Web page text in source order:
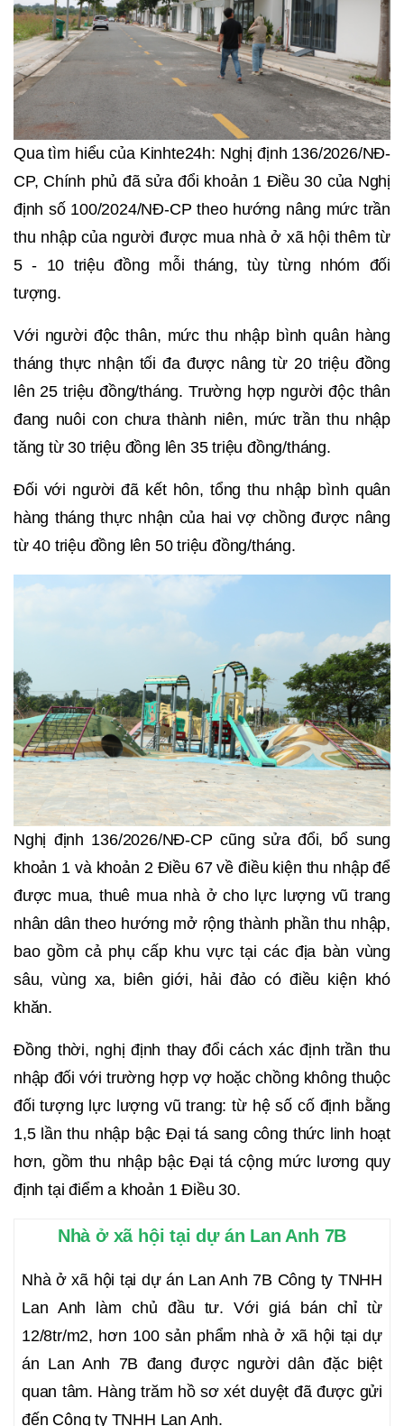
Qua tìm hiểu của Kinhte24h: Nghị định 136/2026/NĐ-
CP, Chính phủ đã sửa đổi khoản 1 Điều 30 của Nghị
định số 100/2024/NĐ-CP theo hướng nâng mức trần
thu nhập của người được mua nhà ở xã hội thêm từ
5 - 10 triệu đồng mỗi tháng, tùy từng nhóm đối
tượng.
Với người độc thân, mức thu nhập bình quân hàng
tháng thực nhận tối đa được nâng từ 20 triệu đồng
lên 25 triệu đồng/tháng. Trường hợp người độc thân
đang nuôi con chưa thành niên, mức trần thu nhập
tăng từ 30 triệu đồng lên 35 triệu đồng/tháng.
Đối với người đã kết hôn, tổng thu nhập bình quân
hàng tháng thực nhận của hai vợ chồng được nâng
từ 40 triệu đồng lên 50 triệu đồng/tháng.
Nghị định 136/2026/NĐ-CP cũng sửa đổi, bổ sung
khoản 1 và khoản 2 Điều 67 về điều kiện thu nhập để
được mua, thuê mua nhà ở cho lực lượng vũ trang
nhân dân theo hướng mở rộng thành phần thu nhập,
bao gồm cả phụ cấp khu vực tại các địa bàn vùng
sâu, vùng xa, biên giới, hải đảo có điều kiện khó
khăn.
Đồng thời, nghị định thay đổi cách xác định trần thu
nhập đối với trường hợp vợ hoặc chồng không thuộc
đối tượng lực lượng vũ trang: từ hệ số cố định bằng
1,5 lần thu nhập bậc Đại tá sang công thức linh hoạt
hơn, gồm thu nhập bậc Đại tá cộng mức lương quy
định tại điểm a khoản 1 Điều 30.
Nhà ở xã hội tại dự án Lan Anh 7B
Nhà ở xã hội tại dự án Lan Anh 7B Công ty TNHH
Lan Anh làm chủ đầu tư. Với giá bán chỉ từ
12/8tr/m2, hơn 100 sản phẩm nhà ở xã hội tại dự
án Lan Anh 7B đang được người dân đặc biệt
quan tâm. Hàng trăm hồ sơ xét duyệt đã được gửi
đến Công ty TNHH Lan Anh.